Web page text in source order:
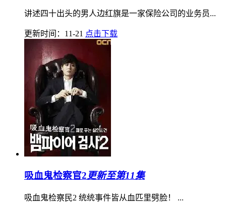
讲述四十出头的男人边红旗是一家保险公司的业务员...
更新时间：11-21 点击下载
吸血鬼检察官2更新至第11集
吸血鬼检察民2 统统事件皆从血匹里劈脸！ ...